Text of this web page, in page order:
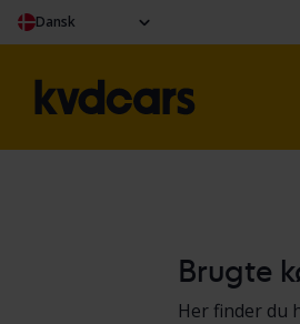
Dansk
Brugte
Her finder du